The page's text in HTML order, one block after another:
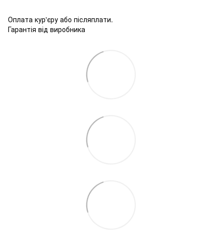
Оплата кур'єру або післяплати.
Гарантія від виробника